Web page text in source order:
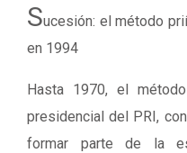
Sucesión: el método
en 1994
Hasta 1970, el
presidencial del PRI,
formar parte de la